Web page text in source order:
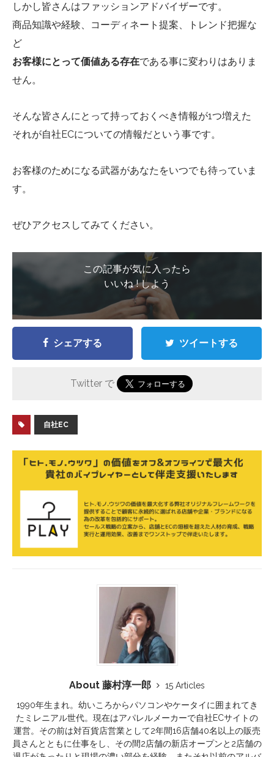
しかし皆さんはファッションアドバイザーです。
商品知識や経験、コーディネート提案、トレンド把握な
ど
お客様にとって価値ある存在である事に変わりはありま
せん。
そんな皆さんにとって持っておくべき情報が1つ増えた
それが自社ECについての情報だという事です。
お客様のためになる武器があなたをいつでも待っていま
す。
ぜひアクセスしてみてください。
この記事が気に入ったら
いいね ! しよう
シェアする ツイートする
Twitter で
自社EC
About 藤村淳一郎
15 Articles
1990年生まれ。幼いころからパソコンやケータイに囲まれてき
たミレニアル世代。現在はアパレルメーカーで自社ECサイトの
運営。その前は対百貨店営業として2年間16店舗40名以上の販売
員さんとともに仕事をし、その間2店舗の新店オープンと2店舗の